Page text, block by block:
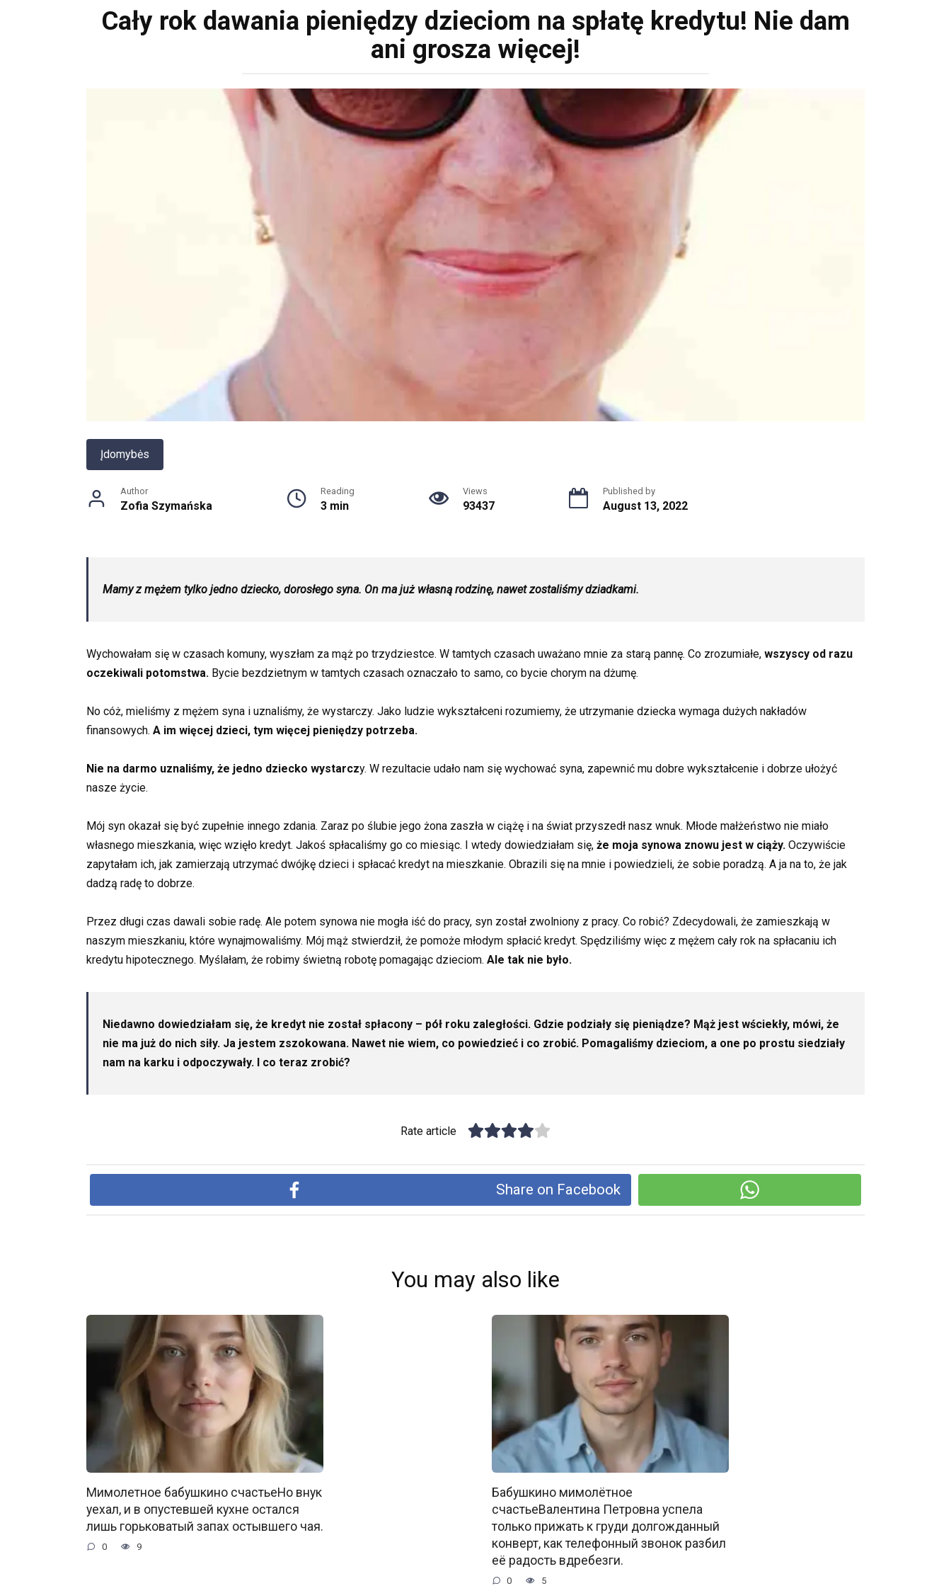
Cały rok dawania pieniędzy dzieciom na spłatę kredytu! Nie dam
ani grosza więcej!
Įdomybės
Author
Zofia Szymańska
Reading
3 min
Views
93437
Published by
August 13, 2022
Mamy z mężem tylko jedno dziecko, dorosłego syna. On ma już własną rodzinę, nawet zostaliśmy dziadkami.
Wychowałam się w czasach komuny, wyszłam za mąż po trzydziestce. W tamtych czasach uważano mnie za starą pannę. Co zrozumiałe, wszyscy od razu
oczekiwali potomstwa. Bycie bezdzietnym w tamtych czasach oznaczało to samo, co bycie chorym na dżumę.
No cóż, mieliśmy z mężem syna i uznaliśmy, że wystarczy. Jako ludzie wykształceni rozumiemy, że utrzymanie dziecka wymaga dużych nakładów
finansowych. A im więcej dzieci, tym więcej pieniędzy potrzeba.
Nie na darmo uznaliśmy, że jedno dziecko wystarczy. W rezultacie udało nam się wychować syna, zapewnić mu dobre wykształcenie i dobrze ułożyć
nasze życie.
Mój syn okazał się być zupełnie innego zdania. Zaraz po ślubie jego żona zaszła w ciążę i na świat przyszedł nasz wnuk. Młode małżeństwo nie miało
własnego mieszkania, więc wzięło kredyt. Jakoś spłacaliśmy go co miesiąc. I wtedy dowiedziałam się, że moja synowa znowu jest w ciąży. Oczywiście
zapytałam ich, jak zamierzają utrzymać dwójkę dzieci i spłacać kredyt na mieszkanie. Obrazili się na mnie i powiedzieli, że sobie poradzą. A ja na to, że jak
dadzą radę to dobrze.
Przez długi czas dawali sobie radę. Ale potem synowa nie mogła iść do pracy, syn został zwolniony z pracy. Co robić? Zdecydowali, że zamieszkają w
naszym mieszkaniu, które wynajmowaliśmy. Mój mąż stwierdził, że pomoże młodym spłacić kredyt. Spędziliśmy więc z mężem cały rok na spłacaniu ich
kredytu hipotecznego. Myślałam, że robimy świetną robotę pomagając dzieciom. Ale tak nie było.
Niedawno dowiedziałam się, że kredyt nie został spłacony – pół roku zaległości. Gdzie podziały się pieniądze? Mąż jest wściekły, mówi, że
nie ma już do nich siły. Ja jestem zszokowana. Nawet nie wiem, co powiedzieć i co zrobić. Pomagaliśmy dzieciom, a one po prostu siedziały
nam na karku i odpoczywały. I co teraz zrobić?
Rate article
Share on Facebook
You may also like
Мимолетное бабушкино счастьеНо внук
уехал, и в опустевшей кухне остался
лишь горьковатый запах остывшего чая.
0 9
Бабушкино мимолётное
счастьеВалентина Петровна успела
только прижать к груди долгожданный
конверт, как телефонный звонок разбил
её радость вдребезги.
0 5